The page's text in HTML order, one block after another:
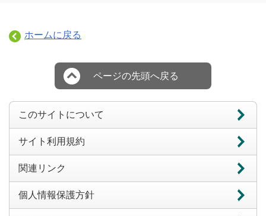
ホームに戻る
ページの先頭へ戻る
このサイトについて
サイト利用規約
関連リンク
個人情報保護方針